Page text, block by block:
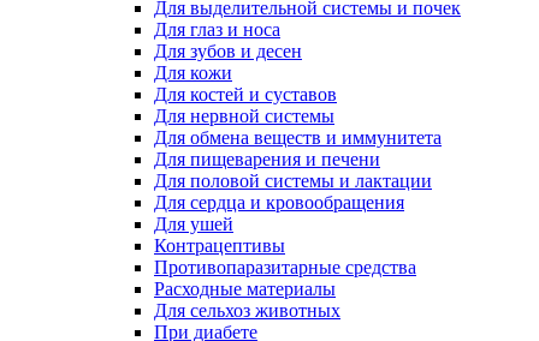
Для выделительной системы и почек
Для глаз и носа
Для зубов и десен
Для кожи
Для костей и суставов
Для нервной системы
Для обмена веществ и иммунитета
Для пищеварения и печени
Для половой системы и лактации
Для сердца и кровообращения
Для ушей
Контрацептивы
Противопаразитарные средства
Расходные материалы
Для сельхоз животных
При диабете